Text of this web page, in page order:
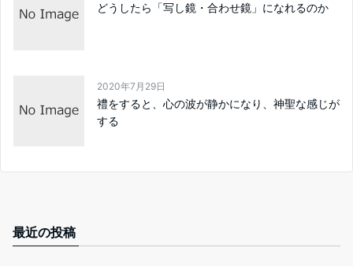
どうしたら「写し鏡・合わせ鏡」になれるのか
2020年7月29日
禮をすると、心の波が静かになり、神聖な感じが
する
最近の投稿